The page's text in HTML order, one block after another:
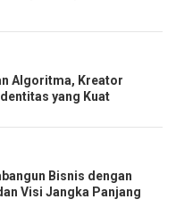
Algoritma, Kreator
yang Kuat
Bisnis dengan
Visi Jangka Panjang